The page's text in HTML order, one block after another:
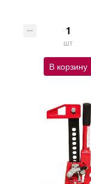
шт
В корзину